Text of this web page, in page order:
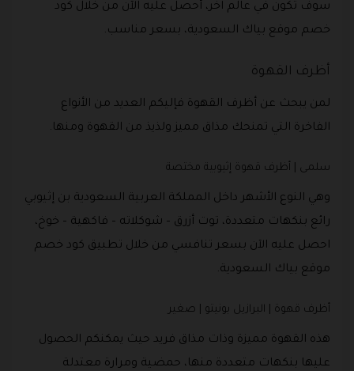
سوف تكون في عالم آخر، أحصل عليه الآن من خلال كود
خصم موقع بياك السعودية، بسعر مناسب.
أظرف القهوة
لمن يبحث عن أظرف القهوة فإليكم العديد من الأنواع
الفاخرة التي تمنحك مذاق مميز ولذيذ من القهوة ومنها.
سلمى | أظرف قهوة إثيوبية مختصة
وهي النوع الأشهر داخل المملكة العربية السعودية بن إثيوبي
رائع بنكهات متعددة، توت أزرق – شوكلاته – فاكهية – خوخ،
احصل عليه الآن بسعر تنافسي من خلال تطبيق كود خصم
موقع بياك السعودية.
أظرف قهوة | البرازيل بونيتو | صغير
هذه القهوة مميزة وذات مذاق فريد حيث يمكنكم الحصول
عليها بنكهات متعددة منها، حمضية ومرارة معتدلة